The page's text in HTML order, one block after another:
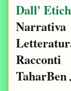
Dall'
Narrativa
Racconti
TaharBen